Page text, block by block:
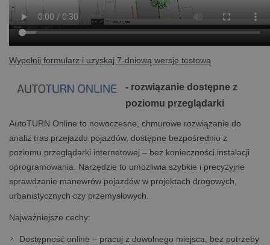
Wypełnij formularz i uzyskaj 7-dniową wersje testową
- rozwiązanie dostępne z
poziomu przeglądarki
AutoTURN Online to nowoczesne, chmurowe rozwiązanie do
analiz tras przejazdu pojazdów, dostępne bezpośrednio z
poziomu przeglądarki internetowej – bez konieczności instalacji
oprogramowania. Narzędzie to umożliwia szybkie i precyzyjne
sprawdzanie manewrów pojazdów w projektach drogowych,
urbanistycznych czy przemysłowych.
Najważniejsze cechy:
Dostępność online – pracuj z dowolnego miejsca, bez potrzeby